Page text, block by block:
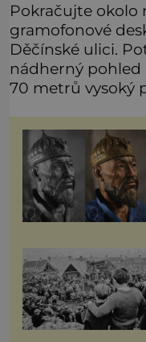
Pokračujte okolo
gramofonové
Děčínské ulici.
nádherný pohled
70 metrů vysoký